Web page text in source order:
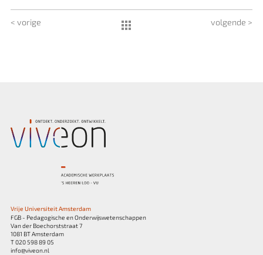
< vorige volgende >
Vrije Universiteit Amsterdam
FGB - Pedagogische en Onderwijswetenschappen
Van der Boechorststraat 7
1081 BT Amsterdam
T 020 598 89 05
info@viveon.nl